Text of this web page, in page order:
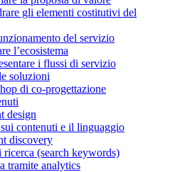
gli elementi costitutivi del
del servizio
l’ecosistema
i flussi di servizio
soluzioni
di co-progettazione
design
contenuti e il linguaggio
discovery
(search keywords)
tramite analytics